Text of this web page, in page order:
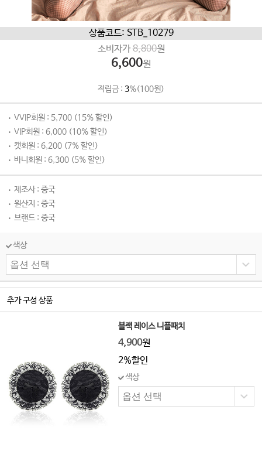
상품코드: STB_10279
소비자가8,800원
6,600원
적립금 : 3%(100원)
VVIP회원 : 5,700 (15% 할인)
VIP회원 : 6,000 (10% 할인)
캣회원 : 6,200 (7% 할인)
바니회원 : 6,300 (5% 할인)
제조사 : 중국
원산지 : 중국
브랜드 : 중국
색상
추가 구성 상품
블랙 레이스 니플패치
4,900원
2%할인
색상